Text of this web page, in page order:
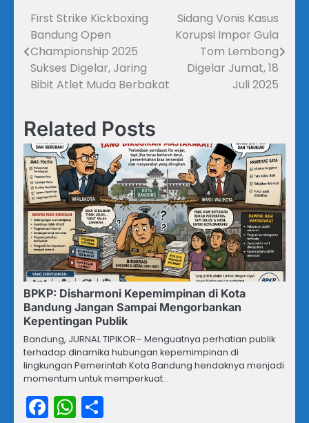
Navigasi
pos
First Strike Kickboxing
Bandung Open
Championship 2025
Sukses Digelar, Jaring
Bibit Atlet Muda Berbakat
Sidang Vonis Kasus
Korupsi Impor Gula
Tom Lembong
Digelar Jumat, 18
Juli 2025
Related Posts
BPKP: Disharmoni Kepemimpinan di Kota
Bandung Jangan Sampai Mengorbankan
Kepentingan Publik
Bandung, JURNAL TIPIKOR– Menguatnya perhatian publik
terhadap dinamika hubungan kepemimpinan di
lingkungan Pemerintah Kota Bandung hendaknya menjadi
momentum untuk memperkuat…
Facebook
WhatsApp